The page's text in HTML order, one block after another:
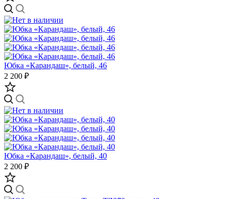
Юбка «Карандаш», белый, 46
2 200 ₽
Юбка «Карандаш», белый, 40
2 200 ₽